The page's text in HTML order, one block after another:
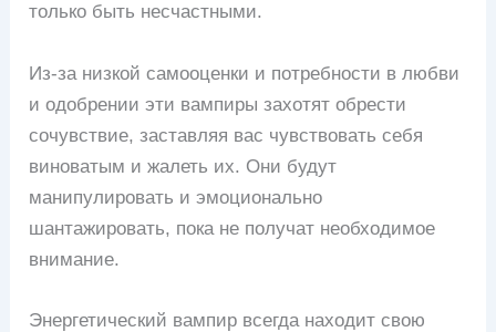
только быть несчастными.
Из-за низкой самооценки и потребности в любви
и одобрении эти вампиры захотят обрести
сочувствие, заставляя вас чувствовать себя
виноватым и жалеть их. Они будут
манипулировать и эмоционально
шантажировать, пока не получат необходимое
внимание.
Энергетический вампир всегда находит свою